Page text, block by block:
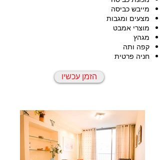
מייבש כביסה
מצעים ומגבות
מוצרי אמבט
מגהץ
קפה ותה
חניה פרטית
הזמן עכשיו